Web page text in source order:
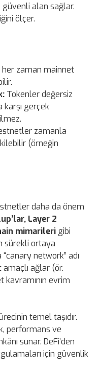
güvenli alan sağlar.
ölçer.
her zaman mainnet
Tokenler değersiz
karşı gerçek
zamanla
(örneğin
daha da önem
Layer 2
mimarileri gibi
sürekli ortaya
“canary network” adı
ağlar (ör.
kavramının evrim
temel taşıdır.
performans ve
sunar. DeFi’den
için güvenlik